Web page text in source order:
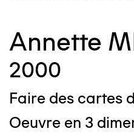
Annette
2000
Faire des cartes
Oeuvre en 3